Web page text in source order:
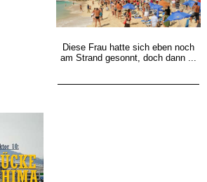
Diese Frau hatte sich eben noch
am Strand gesonnt, doch dann ...